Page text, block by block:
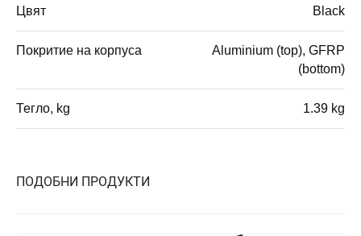
Цвят Black
Покритие на корпуса
Aluminium (top), GFRP
(bottom)
Тегло, kg 1.39 kg
ПОДОБНИ ПРОДУКТИ